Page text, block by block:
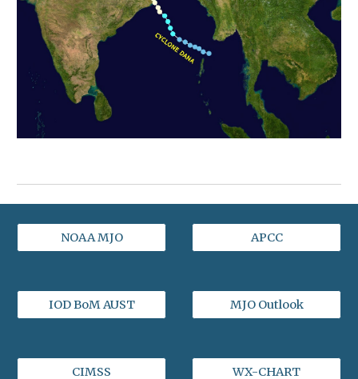
NOAA MJO APCC
IOD BoM AUST MJO Outlook
CIMSS WX-CHART